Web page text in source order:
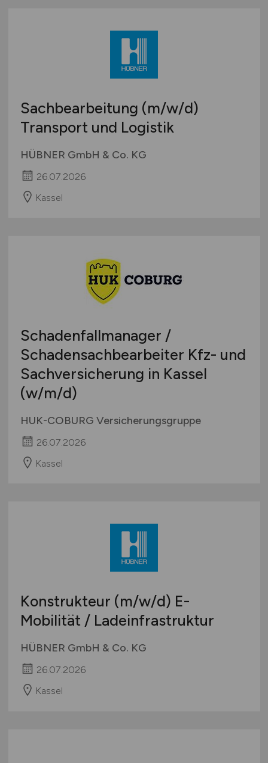
Sachbearbeitung (m/w/d)
Transport und Logistik
HÜBNER GmbH & Co. KG
26.07.2026
Kassel
Schadenfallmanager /
Schadensachbearbeiter Kfz- und
Sachversicherung in Kassel
(w/m/d)
HUK-COBURG Versicherungsgruppe
26.07.2026
Kassel
Konstrukteur (m/w/d) E-
Mobilität / Ladeinfrastruktur
HÜBNER GmbH & Co. KG
26.07.2026
Kassel